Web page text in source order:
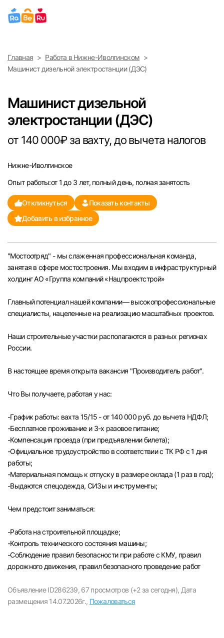
Найти работу Найти сотрудника
Выберите город
Санкт-Петербург
Саратов
Казань
Пермь
Оренбург
Волгоград
Ульяновск
Курган
Уфа
Главная
Работа в Нижне-Иволгинском
Машинист дизельной электростанции (ДЭС)
Машинист дизельной
электростанции (ДЭС)
от 140 000₽ за вахту, до вычета налогов
Нижне-Иволгинское
Опыт работы:от 1 до 3 лет, полный день, полная занятость
Откликнуться
Показать контакты
Добавить в избранное
"Мостоотряд" - мы слаженная профессиональная команда,
занятая в сфере мостостроения. Мы входим в инфраструктурный
холдинг АО «Группа компаний «Нацпроектстрой»
Главный потенциал нашей компании— высокопрофессиональные
специалисты, нацеленные на реализацию масштабных проектов.
Наши строительные участки располагаются в разных регионах
России.
В настоящее время открыта вакансия "Производитель работ".
Что Вы получаете, работая у нас:
-График работы: вахта 15/15 - от 140 000 руб. до вычета НДФЛ;
-Бесплатное проживание и 3-х разовое питание;
-Компенсация проезда (при предъявлении билета);
-Официальное трудоустройство в соответствии с ТК РФ с 1 дня
работы;
-Материальная помощь к отпуску в размере оклада (1 раз в год);
-Выдаются спецодежда, СИЗы и инструменты;
Чем предстоит заниматься:
-Paбота на строительной площадке;
-Контроль технического состояния машины;
-Соблюдение правил безопасности при работе с КМУ, правил
дорожного движения, правил безопасного проведение работ
Объявление ID286239, 67 просмотров (+2 за сегодня), Дата
размещения 14.07.2026г., Пожаловаться